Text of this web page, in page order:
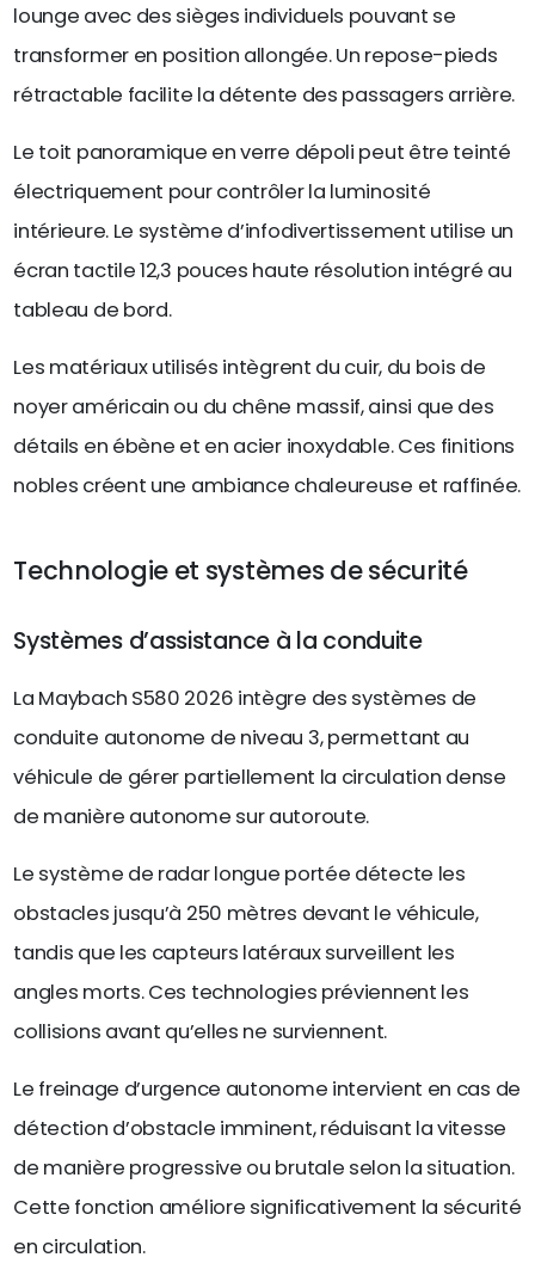
lounge avec des sièges individuels pouvant se
transformer en position allongée. Un repose-pieds
rétractable facilite la détente des passagers arrière.
Le toit panoramique en verre dépoli peut être teinté
électriquement pour contrôler la luminosité
intérieure. Le système d’infodivertissement utilise un
écran tactile 12,3 pouces haute résolution intégré au
tableau de bord.
Les matériaux utilisés intègrent du cuir, du bois de
noyer américain ou du chêne massif, ainsi que des
détails en ébène et en acier inoxydable. Ces finitions
nobles créent une ambiance chaleureuse et raffinée.
Technologie et systèmes de sécurité
Systèmes d’assistance à la conduite
La Maybach S580 2026 intègre des systèmes de
conduite autonome de niveau 3, permettant au
véhicule de gérer partiellement la circulation dense
de manière autonome sur autoroute.
Le système de radar longue portée détecte les
obstacles jusqu’à 250 mètres devant le véhicule,
tandis que les capteurs latéraux surveillent les
angles morts. Ces technologies préviennent les
collisions avant qu’elles ne surviennent.
Le freinage d’urgence autonome intervient en cas de
détection d’obstacle imminent, réduisant la vitesse
de manière progressive ou brutale selon la situation.
Cette fonction améliore significativement la sécurité
en circulation.